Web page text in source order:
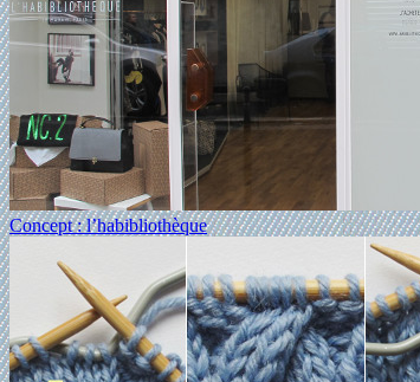
Concept : l’habibliothèque